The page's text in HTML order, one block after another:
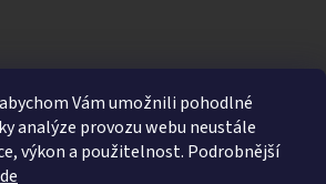
Vám umožnili pohodlné
analýze provozu webu neustále
výkon a použitelnost. Podrobnější